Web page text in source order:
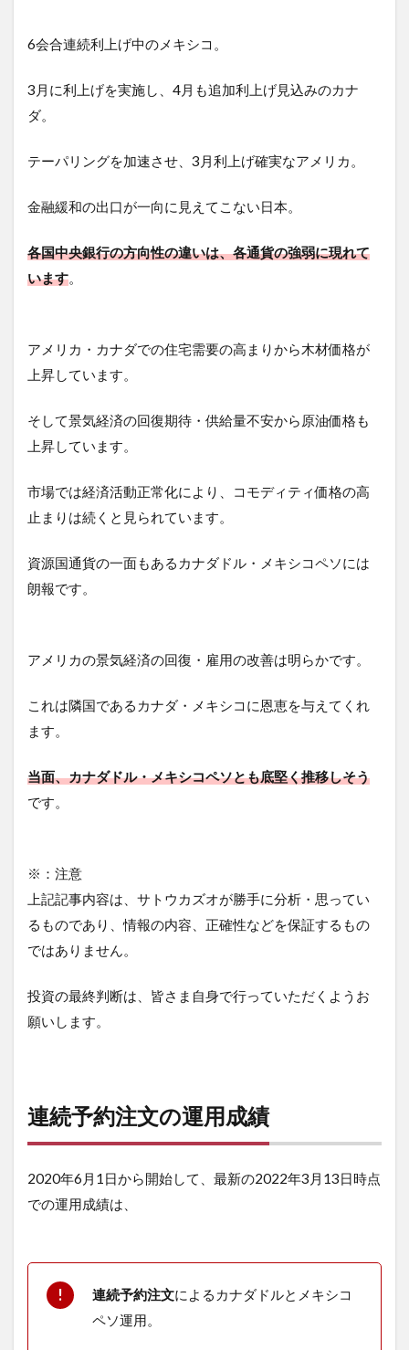
6会合連続利上げ中のメキシコ。
3月に利上げを実施し、4月も追加利上げ見込みのカナ
ダ。
テーパリングを加速させ、3月利上げ確実なアメリカ。
金融緩和の出口が一向に見えてこない日本。
各国中央銀行の方向性の違いは、各通貨の強弱に現れて
います。
アメリカ・カナダでの住宅需要の高まりから木材価格が
上昇しています。
そして景気経済の回復期待・供給量不安から原油価格も
上昇しています。
市場では経済活動正常化により、コモディティ価格の高
止まりは続くと見られています。
資源国通貨の一面もあるカナダドル・メキシコペソには
朗報です。
アメリカの景気経済の回復・雇用の改善は明らかです。
これは隣国であるカナダ・メキシコに恩恵を与えてくれ
ます。
当面、カナダドル・メキシコペソとも底堅く推移しそう
です。
※：注意
上記記事内容は、サトウカズオが勝手に分析・思ってい
るものであり、情報の内容、正確性などを保証するもの
ではありません。
投資の最終判断は、皆さま自身で行っていただくようお
願いします。
連続予約注文の運用成績
2020年6月1日から開始して、最新の2022年3月13日時点
での運用成績は、
連続予約注文によるカナダドルとメキシコ
ペソ運用。